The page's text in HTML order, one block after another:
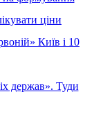
ціни
Київ і 10
держав». Туди